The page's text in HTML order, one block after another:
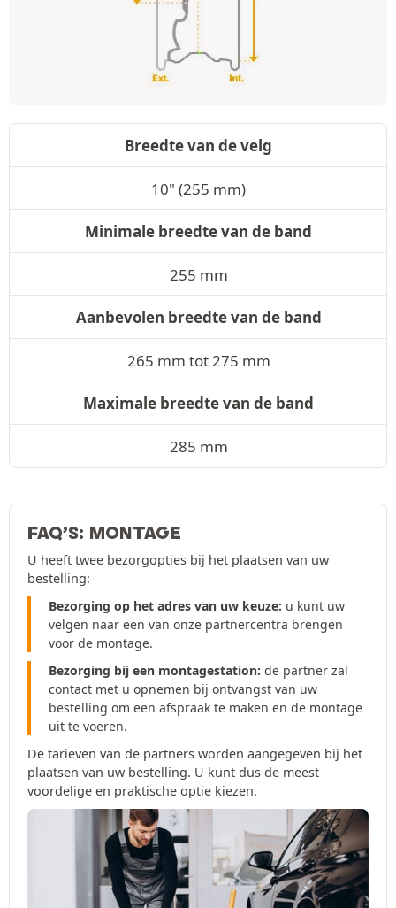
Breedte van de velg
10" (255 mm)
Minimale breedte van de band
255 mm
Aanbevolen breedte van de band
265 mm tot 275 mm
Maximale breedte van de band
285 mm
FAQ’S: MONTAGE
U heeft twee bezorgopties bij het plaatsen van uw
bestelling:
Bezorging op het adres van uw keuze: u kunt uw
velgen naar een van onze partnercentra brengen
voor de montage.
Bezorging bij een montagestation: de partner zal
contact met u opnemen bij ontvangst van uw
bestelling om een afspraak te maken en de montage
uit te voeren.
De tarieven van de partners worden aangegeven bij het
plaatsen van uw bestelling. U kunt dus de meest
voordelige en praktische optie kiezen.